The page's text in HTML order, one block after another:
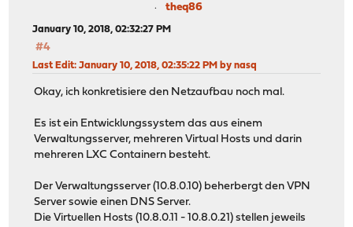
theq86
January 10, 2018, 02:32:27 PM
#4
Last Edit: January 10, 2018, 02:35:22 PM by nasq
Okay, ich konkretisiere den Netzaufbau noch mal.
Es ist ein Entwicklungssystem das aus einem
Verwaltungsserver, mehreren Virtual Hosts und darin
mehreren LXC Containern besteht.
Der Verwaltungsserver (10.8.0.10) beherbergt den VPN
Server sowie einen DNS Server.
Die Virtuellen Hosts (10.8.0.11 - 10.8.0.21) stellen jeweils